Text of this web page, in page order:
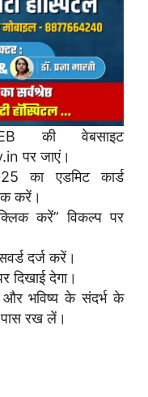
की वेबसाइट
पर जाएं।
का एडमिट कार्ड
करें।
करें” विकल्प पर
दर्ज करें।
दिखाई देगा।
और भविष्य के संदर्भ के
रख लें।